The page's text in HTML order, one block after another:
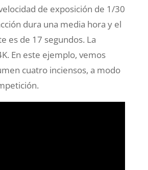
de exposición de 1/30
dura una media hora y el
es de 17 segundos. La
En este ejemplo, vemos
cuatro inciensos, a modo